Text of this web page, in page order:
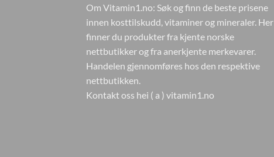
Om Vitamin1.no: Søk og finn de beste prisene
innen kosttilskudd, vitaminer og mineraler. Her
finner du produkter fra kjente norske
nettbutikker og fra anerkjente merkevarer.
Handelen gjennomføres hos den respektive
nettbutikken.
Kontakt oss hei ( a ) vitamin1.no